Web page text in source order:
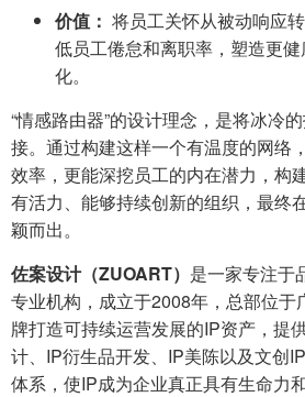
价值： 将员工关怀从被动响应
低员工倦怠和离职率，塑造更
化。
“情感路由器”的设计理念，是将冰冷
接。通过构建这样一个有温度的网络
效率，更能深挖员工的内在潜力，构
有活力、能够持续创新的组织，最终
颖而出。
佐案设计（ZUOART） 是一家专注于
专业机构，成立于2008年，总部位于
牌打造可持续运营发展的IP资产，提
计、IP衍生品开发、IP美陈以及文创
体系，使IP成为企业真正具有生命力